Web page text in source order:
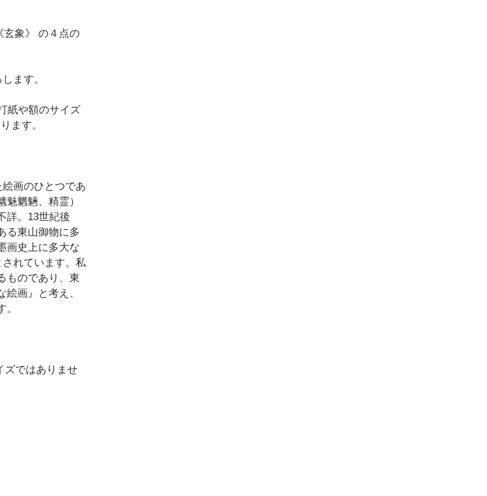
玄象》 の４点の
ます。
紙や額のサイズ
ます。
画のひとつであ
魍魎、精霊）
詳。13世紀後
る東山御物に多
画史上に多大な
れています。私
ものであり、東
画』と考え、
ズではありませ